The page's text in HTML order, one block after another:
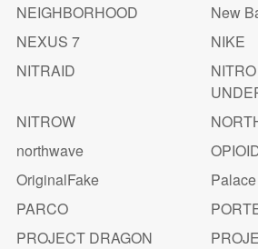
NEIGHBORHOOD
New
NEXUS 7
NIKE
NITRAID
NITROW
northwave
OriginalFake
PARCO
PROJECT DRAGON